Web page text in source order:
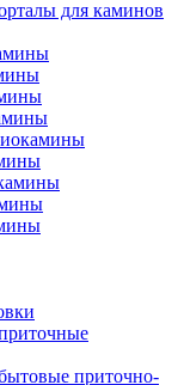
для каминов
приточно-